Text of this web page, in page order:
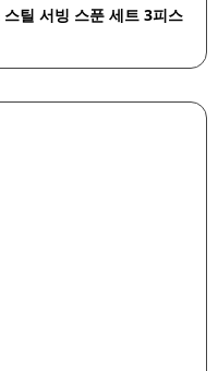
틸 서빙 스푼 세트 3피스